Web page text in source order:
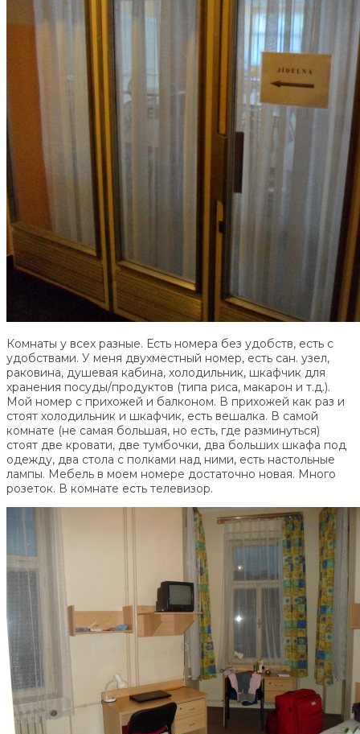
Комнаты у всех разные. Есть номера без удобств, есть с
удобствами. У меня двухместный номер, есть сан. узел,
раковина, душевая кабина, холодильник, шкафчик для
хранения посуды/продуктов (типа риса, макарон и т.д.).
Мой номер с прихожей и балконом. В прихожей как раз и
стоят холодильник и шкафчик, есть вешалка. В самой
комнате (не самая большая, но есть, где разминуться)
стоят две кровати, две тумбочки, два больших шкафа под
одежду, два стола с полками над ними, есть настольные
лампы. Мебель в моем номере достаточно новая. Много
розеток. В комнате есть телевизор.